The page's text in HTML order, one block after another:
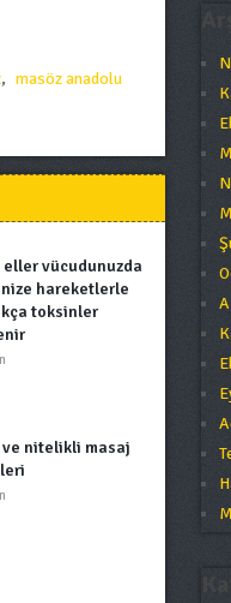
, masöz anadolu
vücudunuzda
hareketlerle
toksinler
nitelikli masaj